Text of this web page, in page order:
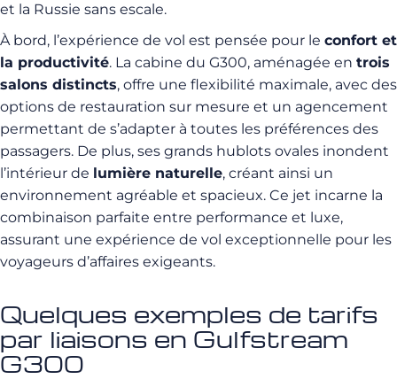
et la Russie sans escale.
À bord, l’expérience de vol est pensée pour le confort et
la productivité. La cabine du G300, aménagée en trois
salons distincts, offre une flexibilité maximale, avec des
options de restauration sur mesure et un agencement
permettant de s’adapter à toutes les préférences des
passagers. De plus, ses grands hublots ovales inondent
l’intérieur de lumière naturelle, créant ainsi un
environnement agréable et spacieux. Ce jet incarne la
combinaison parfaite entre performance et luxe,
assurant une expérience de vol exceptionnelle pour les
voyageurs d’affaires exigeants.
Quelques exemples de tarifs
par liaisons en Gulfstream
G300